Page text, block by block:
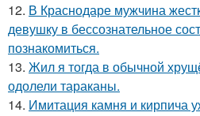
12. В Краснодаре мужчина
девушку в бессознательное
познакомиться.
13. Жил я тогда в обычной
одолели тараканы.
14. Имитация камня и кирпича